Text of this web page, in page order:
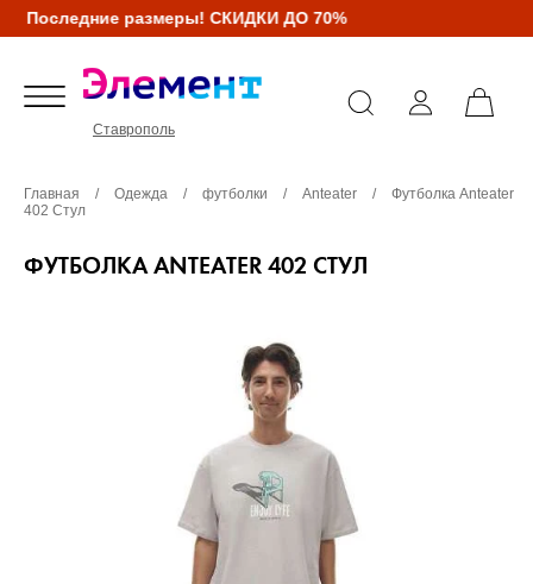
Последние размеры! СКИДКИ ДО 70%
Ставрополь
Главная / Одежда / футболки / Anteater /
Футболка Anteater
402 Стул
ФУТБОЛКА ANTEATER 402 СТУЛ